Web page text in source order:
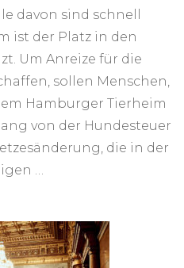
davon sind schnell
ist der Platz in den
Um Anreize für die
sollen Menschen,
Hamburger Tierheim
von der Hundesteuer
die in der
…